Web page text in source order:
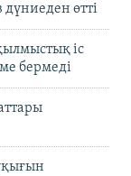
өтті
іс
бермеді